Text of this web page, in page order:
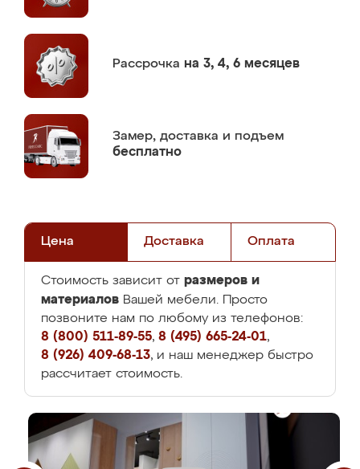
Рассрочка на 3, 4, 6 месяцев
Замер, доставка и подъем
бесплатно
Цена Доставка Оплата
Стоимость зависит от размеров и
материалов Вашей мебели. Просто
позвоните нам по любому из телефонов:
8 (800) 511-89-55, 8 (495) 665-24-01,
8 (926) 409-68-13, и наш менеджер быстро
рассчитает стоимость.